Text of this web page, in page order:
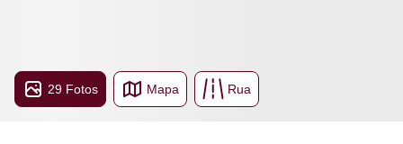
29 Fotos Mapa Rua